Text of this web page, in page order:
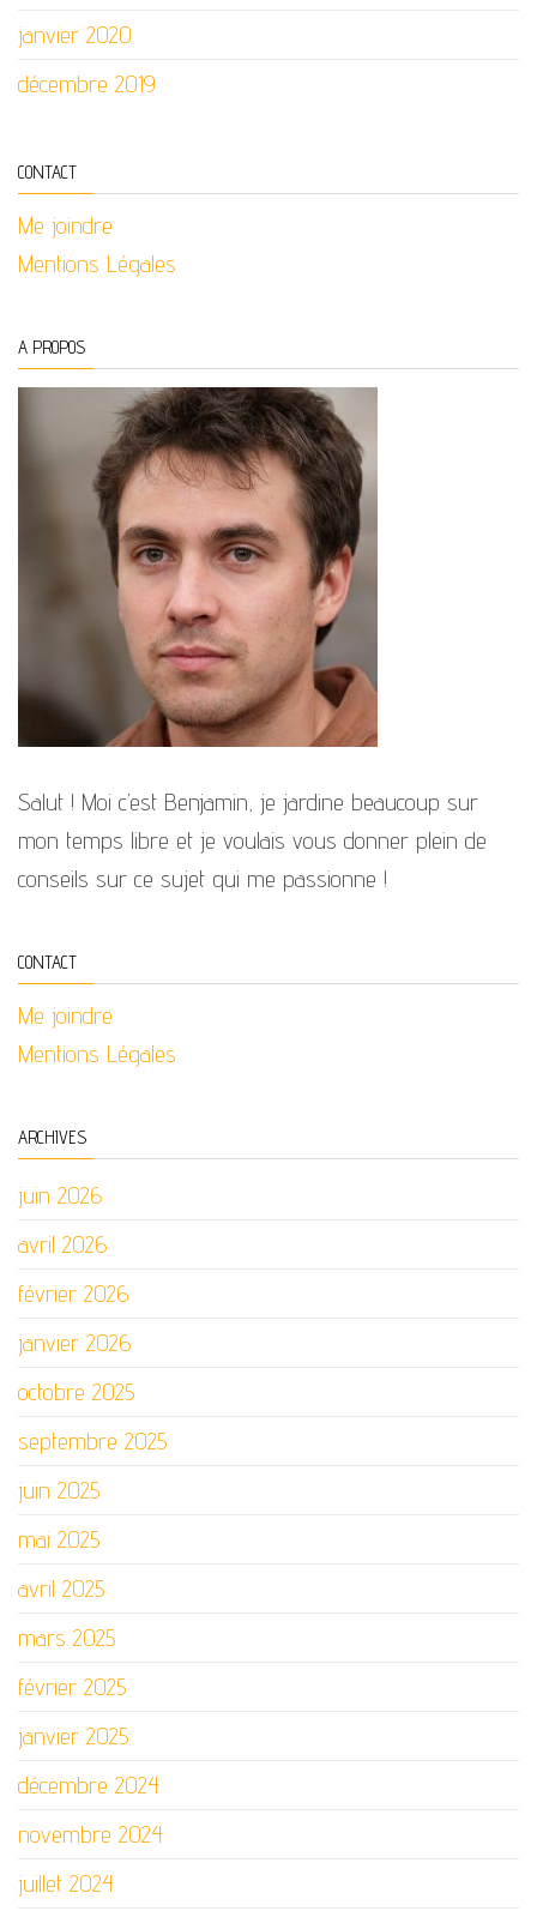
janvier 2020
décembre 2019
CONTACT
Me joindre
Mentions Légales
A PROPOS
Salut ! Moi c’est Benjamin, je jardine beaucoup sur
mon temps libre et je voulais vous donner plein de
conseils sur ce sujet qui me passionne !
CONTACT
Me joindre
Mentions Légales
ARCHIVES
juin 2026
avril 2026
février 2026
janvier 2026
octobre 2025
septembre 2025
juin 2025
mai 2025
avril 2025
mars 2025
février 2025
janvier 2025
décembre 2024
novembre 2024
juillet 2024